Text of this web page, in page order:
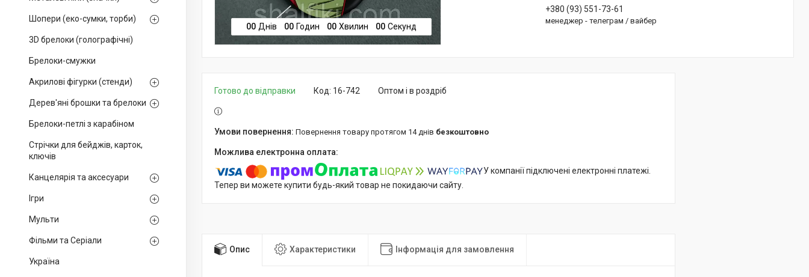
Шопери (еко-сумки, торби)
3D брелоки (голографічні)
Брелоки-смужки
Акрилові фігурки (стенди)
Дерев'яні брошки та брелоки
Брелоки-петлі з карабіном
Стрічки для бейджів, карток,
ключів
Канцелярія та аксесуари
Ігри
Мульти
Фільми та Серіали
Україна
00 Днів 00 Годин 00 Хвилин 00 Секунд
+380 (93) 551-73-61
менеджер - телеграм / вайбер
Готово до відправки Оптом і в роздріб
Код: 16-742
повернення товару протягом 14 днів безкоштовно
У компанії підключені електронні платежі.
Тепер ви можете купити будь-який товар не покидаючи сайту.
Опис Характеристики Інформація для замовлення